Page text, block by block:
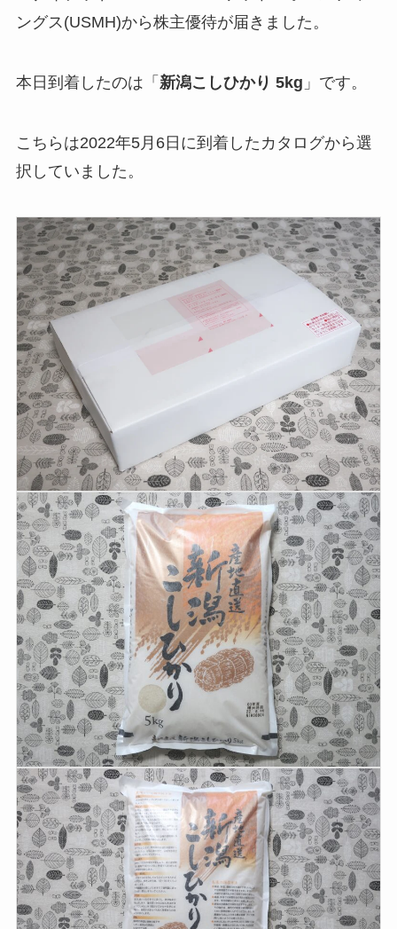
ングス(USMH)から株主優待が届きました。
本日到着したのは「 新潟こしひかり 5kg 」です。
こちらは2022年5月6日に到着したカタログから選
択していました。